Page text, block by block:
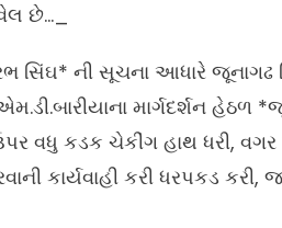
છે…_
સિંઘ* ની સૂચના આધારે જૂનાગઢ
માર્ગદર્શન હેઠળ
વધુ કડક ચેકીંગ હાથ ધરી, વગર
કાર્યવાહી કરી ધરપકડ